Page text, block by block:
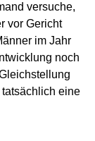
versuche,
vor Gericht
im Jahr
noch
eine